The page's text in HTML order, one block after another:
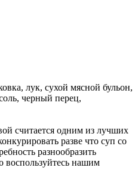
лук, сухой мясной бульон,
черный перец,
считается одним из лучших
разве что суп со
разнообразить
воспользуйтесь нашим